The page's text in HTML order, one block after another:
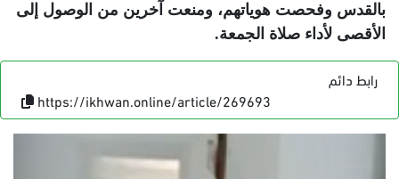
بالقدس وفحصت هوياتهم، ومنعت آخرين من الوصول إلى
الأقصى لأداء صلاة الجمعة.
رابط دائم
https://ikhwan.online/article/269693